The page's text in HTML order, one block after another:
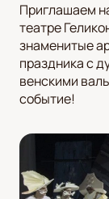
Приглашаем
театре
знаменитые
праздника с
венскими
событие!